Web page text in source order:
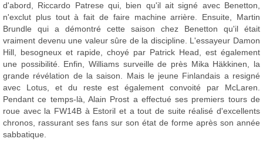
d'abord, Riccardo Patrese qui, bien qu'il ait signé avec Benetton,
n'exclut plus tout à fait de faire machine arrière. Ensuite, Martin
Brundle qui a démontré cette saison chez Benetton qu'il était
vraiment devenu une valeur sûre de la discipline. L'essayeur Damon
Hill, besogneux et rapide, choyé par Patrick Head, est également
une possibilité. Enfin, Williams surveille de près Mika Häkkinen, la
grande révélation de la saison. Mais le jeune Finlandais a resigné
avec Lotus, et du reste est également convoité par McLaren.
Pendant ce temps-là, Alain Prost a effectué ses premiers tours de
roue avec la FW14B à Estoril et a tout de suite réalisé d'excellents
chronos, rassurant ses fans sur son état de forme après son année
sabbatique.